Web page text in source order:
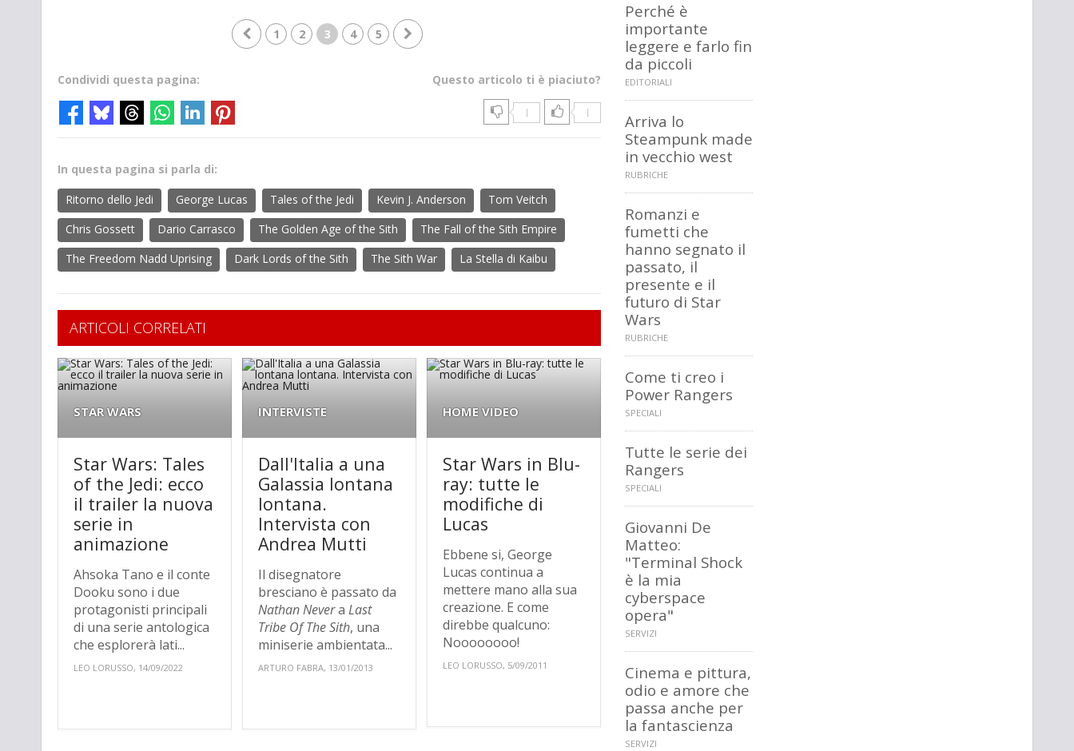
1 2 3 4 5
Questo articolo ti è piaciuto?
1 1
Condividi questa pagina:
In questa pagina si parla di:
Ritorno dello Jedi
George Lucas Tales of the Jedi Kevin J. Anderson
Tom Veitch
Chris Gossett
Dario Carrasco The Golden Age of the Sith
The Fall of the Sith Empire
The Freedom Nadd Uprising
Dark Lords of the Sith The Sith War La Stella di Kaibu
ARTICOLI CORRELATI
STAR WARS
Star Wars: Tales
of the Jedi: ecco
il trailer la nuova
serie in
animazione
Ahsoka Tano e il conte
Dooku sono i due
protagonisti principali
di una serie antologica
che esplorerà lati...
LEO LORUSSO, 14/09/2022
INTERVISTE
Dall'Italia a una
Galassia lontana
lontana.
Intervista con
Andrea Mutti
Il disegnatore
bresciano è passato da
Nathan NeveraLast
Tribe Of The Sith, una
miniserie ambientata...
ARTURO FABRA, 13/01/2013
HOME VIDEO
Star Wars in Blu-
ray: tutte le
modifiche di
Lucas
Ebbene si, George
Lucas continua a
mettere mano alla sua
creazione. E come
direbbe qualcuno:
Noooooooo!
LEO LORUSSO, 5/09/2011
Perché è
importante
leggere e farlo fin
da piccoli
EDITORIALI
Arriva lo
Steampunk made
in vecchio west
RUBRICHE
Romanzi e
fumetti che
hanno segnato il
passato, il
presente e il
futuro di Star
Wars
RUBRICHE
Come ti creo i
Power Rangers
SPECIALI
Tutte le serie dei
Rangers
SPECIALI
Giovanni De
Matteo:
"Terminal Shock
è la mia
cyberspace
opera"
SERVIZI
Cinema e pittura,
odio e amore che
passa anche per
la fantascienza
SERVIZI